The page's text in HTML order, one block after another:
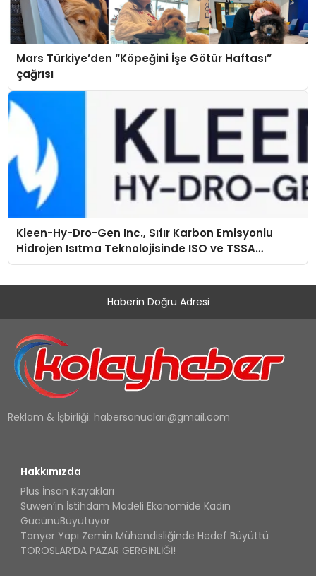
Mars Türkiye’den “Köpeğini İşe Götür Haftası”
çağrısı
Kleen-Hy-Dro-Gen Inc., Sıfır Karbon Emisyonlu
Hidrojen Isıtma Teknolojisinde ISO ve TSSA
Düzenleyici Onaylarını Aldı
Haberin Doğru Adresi
Reklam & İşbirliği: habersonuclari@gmail.com
Hakkımızda
Plus İnsan Kayakları
Suwen’in İstihdam Modeli Ekonomide Kadın
GücünüBüyütüyor
Tanyer Yapı Zemin Mühendisliğinde Hedef Büyüttü
TOROSLAR’DA PAZAR GERGİNLİĞİ!